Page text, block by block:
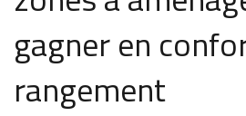
gagner en
rangement